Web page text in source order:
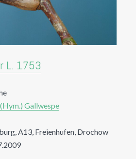
L. 1753
(Hym.) Gallwespe
A13, Freienhufen, Drochow